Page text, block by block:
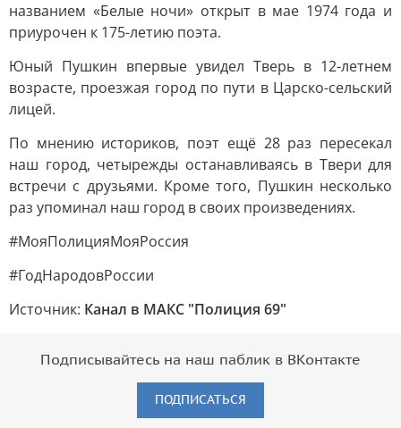
названием «Белые ночи» открыт в мае 1974 года и
приурочен к 175-летию поэта.
Юный Пушкин впервые увидел Тверь в 12-летнем
возрасте, проезжая город по пути в Царско-сельский
лицей.
По мнению историков, поэт ещё 28 раз пересекал
наш город, четырежды останавливаясь в Твери для
встречи с друзьями. Кроме того, Пушкин несколько
раз упоминал наш город в своих произведениях.
#МояПолицияМояРоссия
#ГодНародовРоссии
Источник: Канал в МАКС "Полиция 69"
Подписывайтесь на наш паблик в ВКонтакте
ПОДПИСАТЬСЯ